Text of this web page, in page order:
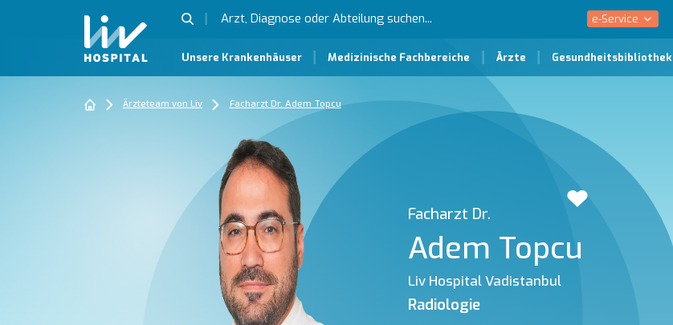
e-Service
Unsere Krankenhäuser Medizinische Fachbereiche Ärzte Gesundheitsbibliothek
Ärzteteam von Liv Facharzt Dr. Adem Topcu
Facharzt Dr.
Adem Topcu
Liv Hospital Vadistanbul
Radiologie